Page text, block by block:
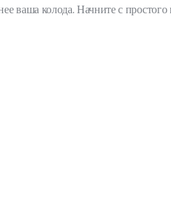
ваша колода. Начните с